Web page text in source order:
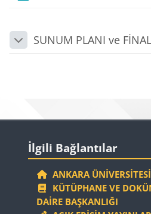
DaraltSUNUM PLANI ve
Bloklar
İlgili Bağlantılar
ANKARA ÜNIVERSITESI
KÜTÜPHANE VE
DAIRE BAŞKANLIĞI